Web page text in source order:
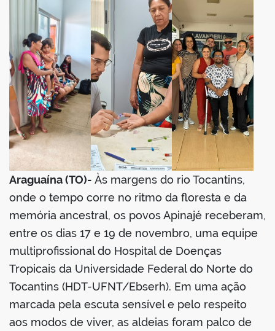
Araguaína (TO)- Às margens do rio Tocantins,
onde o tempo corre no ritmo da floresta e da
memória ancestral, os povos Apinajé receberam,
entre os dias 17 e 19 de novembro, uma equipe
multiprofissional do Hospital de Doenças
Tropicais da Universidade Federal do Norte do
Tocantins (HDT-UFNT/Ebserh). Em uma ação
marcada pela escuta sensível e pelo respeito
aos modos de viver, as aldeias foram palco de